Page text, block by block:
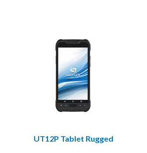
UT12P Tablet Rugged